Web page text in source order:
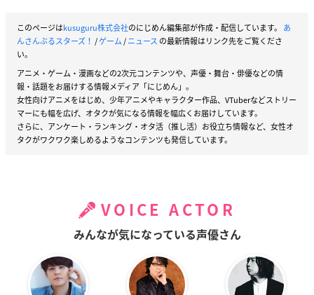
このページはkusuguru株式会社のにじめん編集部が作成・配信しています。 あ
んさんぶるスターズ！ /ゲーム/ニュース の最新情報はリンク先をご覧くださ
い。
アニメ・ゲーム・漫画などの2次元コンテンツや、声優・舞台・俳優などの情
報・話題をお届けする情報メディア「にじめん」。
女性向けアニメをはじめ、少年アニメやキャラクター作品、VTuberなどストリー
マーにも幅を広げ、オタクが気になる情報を幅広くお届けしています。
さらに、アンケート・ランキング・オタ活（推し活）お役立ち情報など、女性オ
タクがワクワク楽しめるようなコンテンツも発信しています。
VOICE ACTOR
みんなが気になっている声優さん